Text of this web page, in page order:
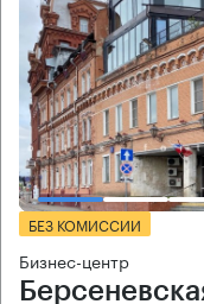
БЕЗ КОМИССИИ
Бизнес-центр